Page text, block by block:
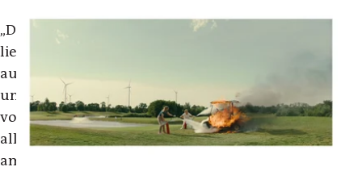
„Das
liegt
auch
und
vor
allem
am